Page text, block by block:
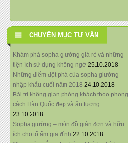
CHUYÊN MỤC TƯ VẤN
Khám phá sopha giường giá rẻ và những
tiện ích sử dụng không ngờ 25.10.2018
Những điểm đột phá của sopha giường
nhập khẩu cuối năm 2018 24.10.2018
Bài trí không gian phòng khách theo phong
cách Hàn Quốc đẹp và ấn tượng
23.10.2018
Sopha giường – món đồ giản đơn và hữu
ích cho tổ ấm gia đình 22.10.2018